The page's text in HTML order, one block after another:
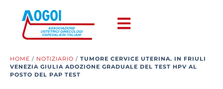
HOME / NOTIZIARIO / TUMORE CERVICE UTERINA. IN FRIULI
VENEZIA GIULIA ADOZIONE GRADUALE DEL TEST HPV AL
POSTO DEL PAP TEST